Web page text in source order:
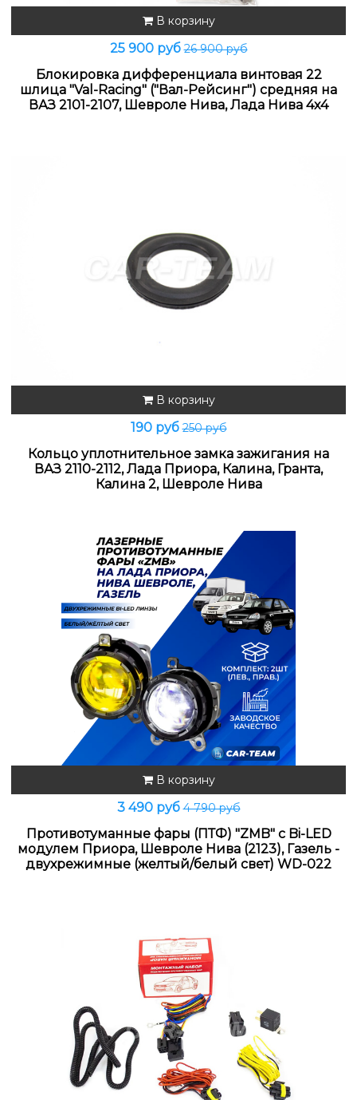
В корзину
25 900 руб26 900 руб
Блокировка дифференциала винтовая 22
шлица "Val-Racing" ("Вал-Рейсинг") средняя на
ВАЗ 2101-2107, Шевроле Нива, Лада Нива 4х4
В корзину
190 руб250 руб
Кольцо уплотнительное замка зажигания на
ВАЗ 2110-2112, Лада Приора, Калина, Гранта,
Калина 2, Шевроле Нива
В корзину
3 490 руб4 790 руб
Противотуманные фары (ПТФ) "ZMB" с Bi-LED
модулем Приора, Шевроле Нива (2123), Газель -
двухрежимные (желтый/белый свет) WD-022